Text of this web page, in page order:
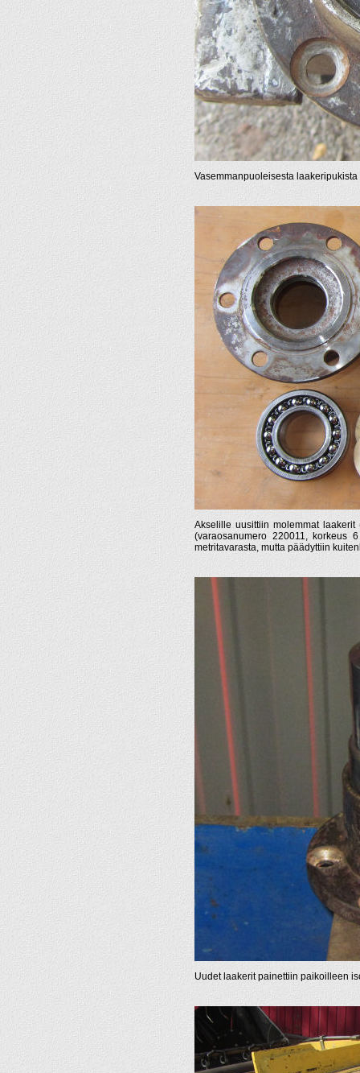
Vasemmanpuoleisesta
Akselille uusittiin molemmat
(varaosanumero 220011, korkeus
metritavarasta, mutta päädyttiin
Uudet laakerit painettiin paikoilleen